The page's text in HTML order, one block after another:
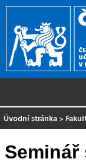
Úvodní stránka >